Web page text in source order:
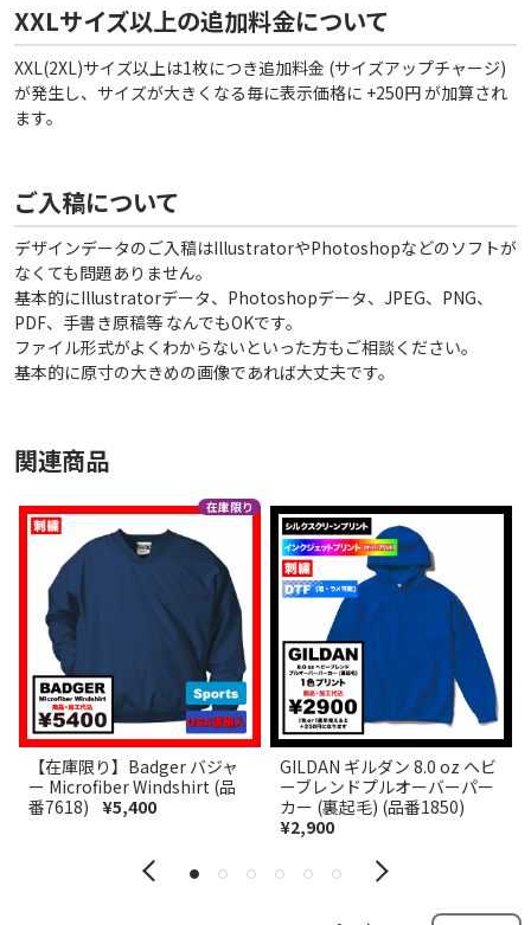
XXLサイズ以上の追加料金について
XXL(2XL)サイズ以上は1枚につき追加料金 (サイズアップチャージ)
が発生し、サイズが大きくなる毎に表示価格に +250円 が加算され
ます。
ご入稿について
デザインデータのご入稿はIllustratorやPhotoshopなどのソフトが
なくても問題ありません。
基本的にIllustratorデータ、Photoshopデータ、JPEG、PNG、
PDF、手書き原稿等 なんでもOKです。
ファイル形式がよくわからないといった方もご相談ください。
基本的に原寸の大きめの画像であれば大丈夫です。
関連商品
【在庫限り】Badger バジャ
ー Microfiber Windshirt (品
番7618) ¥5,400
GILDAN ギルダン 8.0 oz ヘビ
ーブレンドプルオーバーパー
カー (裏起毛) (品番1850)
¥2,900